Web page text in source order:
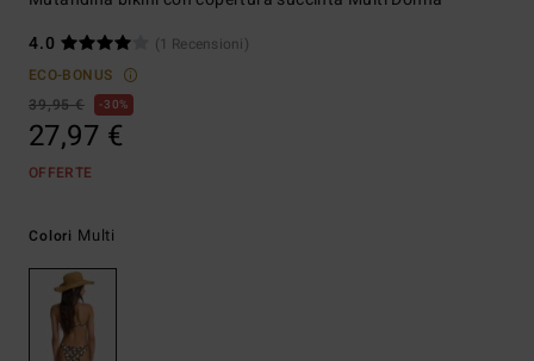
4.0
(1 Recensioni)
ECO-BONUS
39,95 €
30%
27,97 €
OFFERTE
Colori Multi